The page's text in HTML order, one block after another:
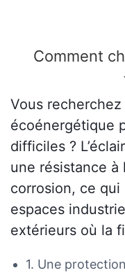
Comment
Vous
écoénergétique
difficiles ?
une résistance à
corrosion, ce
espaces
extérieurs où la
1. Une